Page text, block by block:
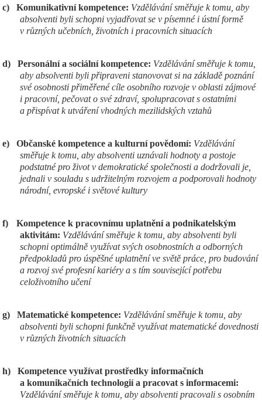
c) Komunikativní kompetence: Vzdělávání směřuje k tomu, aby
absolventi byli schopni vyjadřovat se v písemné i ústní formě
v různých učebních, životních i pracovních situacích
d) Personální a sociální kompetence: Vzdělávání směřuje k tomu,
aby absolventi byli připraveni stanovovat si na základě poznání
své osobnosti přiměřené cíle osobního rozvoje v oblasti zájmové
i pracovní, pečovat o své zdraví, spolupracovat s ostatními
a přispívat k utváření vhodných mezilidských vztahů
e) Občanské kompetence a kulturní povědomí: Vzdělávání
směřuje k tomu, aby absolventi uznávali hodnoty a postoje
podstatné pro život v demokratické společnosti a dodržovali je,
jednali v souladu s udržitelným rozvojem a podporovali hodnoty
národní, evropské i světové kultury
f)
Kompetence k pracovnímu uplatnění a podnikatelským
aktivitám: Vzdělávání směřuje k tomu, aby absolventi byli
schopni optimálně využívat svých osobnostních a odborných
předpokladů pro úspěšné uplatnění ve světě práce, pro budování
a rozvoj své profesní kariéry a s tím související potřebu
celoživotního učení
g) Matematické kompetence: Vzdělávání směřuje k tomu, aby
absolventi byli schopni funkčně využívat matematické dovednosti
v různých životních situacích
h)
Kompetence využívat prostředky informačních
a komunikačních technologií a pracovat s informacemi:
Vzdělávání směřuje k tomu, aby absolventi pracovali s osobním